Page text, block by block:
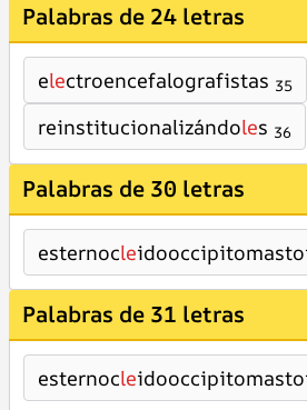
Palabras de 24 letras
electroencefalografistas 35
reinstitucionalizándoles 36
Palabras de 30 letras
esternocle
Palabras de 31 letras
esternocle